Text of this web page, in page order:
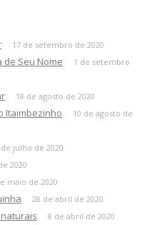
17 de setembro de 2020
de Seu Nome
1 de setembro
18 de agosto de 2020
Itaimbezinho
10 de agosto de
julho de 2020
2020
maio de 2020
28 de abril de 2020
naturais 8 de abril de 2020